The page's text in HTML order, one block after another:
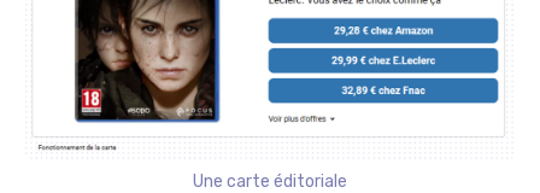
Une carte éditoriale